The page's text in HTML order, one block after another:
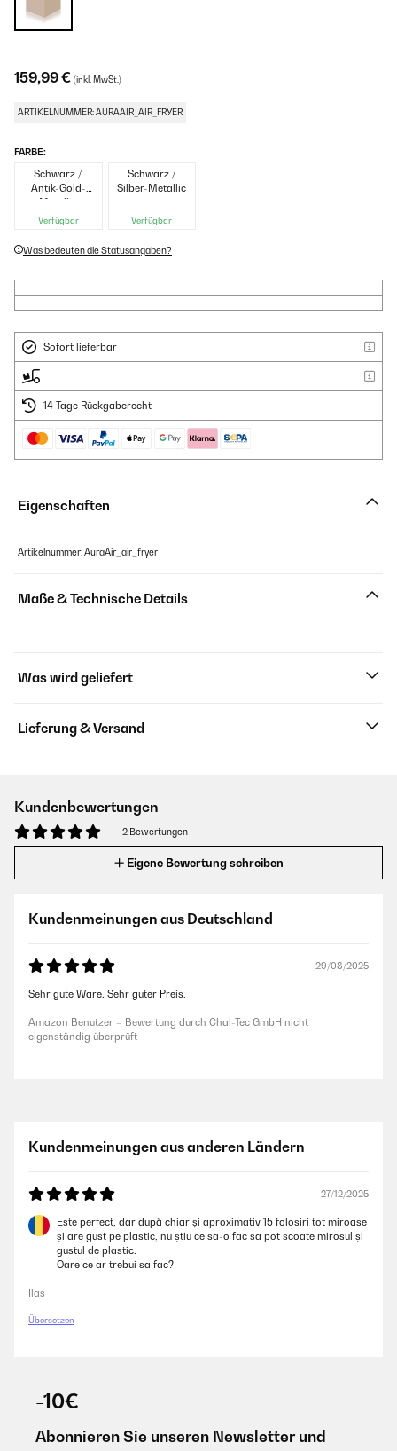
159,99 € (inkl. MwSt.)
ARTIKELNUMMER: AURAAIR_AIR_FRYER
FARBE:
Schwarz /
Antik-Gold-
Metallic
Verfügbar
Schwarz /
Silber-Metallic
Verfügbar
Was bedeuten die Statusangaben?
Sofort lieferbar
14 Tage Rückgaberecht
Eigenschaften
Artikelnummer: AuraAir_air_fryer
Maße & Technische Details
Was wird geliefert
Lieferung & Versand
Kundenbewertungen
2 Bewertungen
Eigene Bewertung schreiben
Kundenmeinungen aus Deutschland
29/08/2025
Sehr gute Ware. Sehr guter Preis.
Amazon Benutzer – Bewertung durch Chal-Tec GmbH nicht
eigenständig überprüft
Kundenmeinungen aus anderen Ländern
27/12/2025
Este perfect, dar după chiar și aproximativ 15 folosiri tot miroase
și are gust pe plastic, nu știu ce sa-o fac sa pot scoate mirosul și
gustul de plastic.
Oare ce ar trebui sa fac?
Ilas
Übersetzen
-10€
Abonnieren Sie unseren Newsletter und